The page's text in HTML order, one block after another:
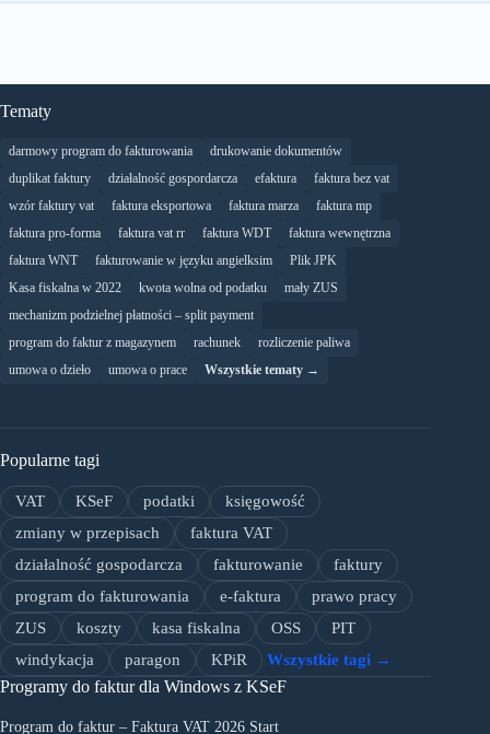
Tematy
darmowy program do fakturowania
drukowanie dokumentów
duplikat faktury
działalność gospordarcza efaktura
faktura bez vat
wzór faktury vat
faktura eksportowa faktura marza
faktura mp
faktura pro-forma
faktura vat rr faktura WDT
faktura wewnętrzna
faktura WNT
fakturowanie w języku angielksim
Plik JPK
Kasa fiskalna w 2022
kwota wolna od podatku
mały ZUS
mechanizm podzielnej płatności – split payment
program do faktur z magazynem
rachunek
rozliczenie paliwa
umowa o dzieło
umowa o prace Wszystkie tematy →
Popularne tagi
VAT KSeF podatki
księgowość
zmiany w przepisach
faktura VAT
działalność gospodarcza
fakturowanie
faktury
program do fakturowania
e-faktura
prawo pracy
ZUS
koszty kasa fiskalna OSS
PIT
windykacja
paragon KPiR Wszystkie tagi →
Programy do faktur dla Windows z KSeF
Program do faktur – Faktura VAT 2026 Start